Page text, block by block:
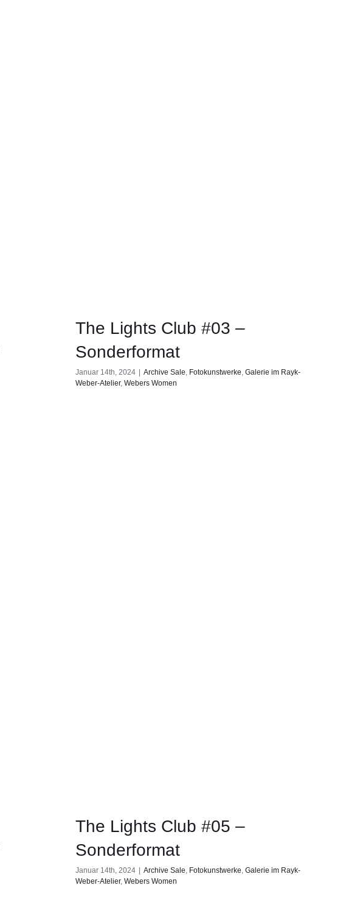
The Lights Club #03 –
Sonderformat
Januar 14th, 2024 Archive Sale, Fotokunstwerke, Galerie im Rayk-
Weber-Atelier, Webers Women
The Lights Club #05 –
Sonderformat
Januar 14th, 2024 Archive Sale, Fotokunstwerke, Galerie im Rayk-
Weber-Atelier, Webers Women